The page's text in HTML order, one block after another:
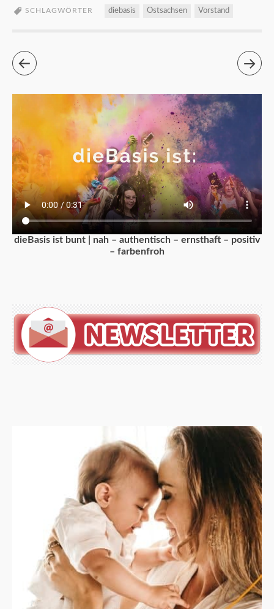
SCHLAGWÖRTER diebasis Ostsachsen Vorstand
dieBasis ist bunt | nah – authentisch – ernsthaft – positiv
– farbenfroh